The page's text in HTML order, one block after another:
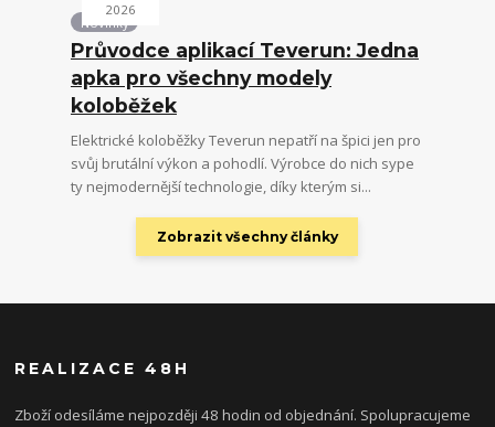
2026
Novinky
Průvodce aplikací Teverun: Jedna
apka pro všechny modely
koloběžek
Elektrické koloběžky Teverun nepatří na špici jen pro
svůj brutální výkon a pohodlí. Výrobce do nich sype
ty nejmodernější technologie, díky kterým si...
Zobrazit všechny články
REALIZACE 48H
Zboží odesíláme nejpozději 48 hodin od objednání. Spolupracujeme